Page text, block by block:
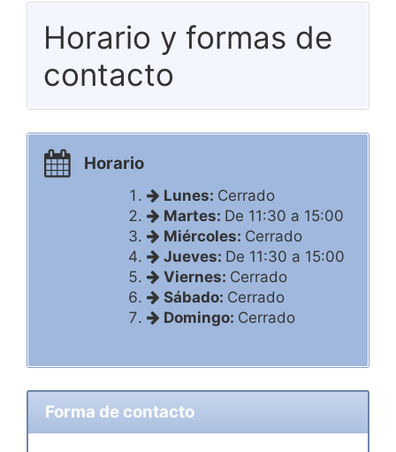
Horario y formas de
contacto
Horario
Lunes: Cerrado
Martes: De 11:30 a 15:00
Miércoles: Cerrado
Jueves: De 11:30 a 15:00
Viernes: Cerrado
Sábado: Cerrado
Domingo: Cerrado
Forma de contacto